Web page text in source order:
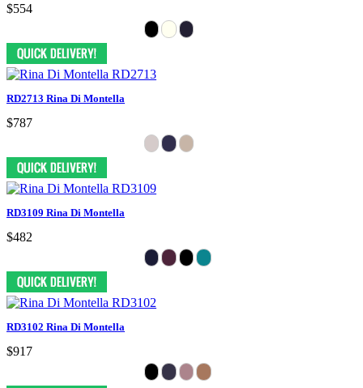
$554
RD2713 Rina Di Montella
$787
RD3109 Rina Di Montella
$482
RD3102 Rina Di Montella
$917